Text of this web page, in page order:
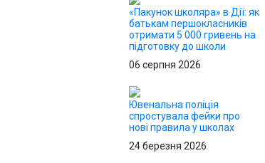
«Пакунок школяра» в Дії: як
батькам першокласників
отримати 5 000 гривень на
підготовку до школи
06 серпня 2026
Ювенальна поліція
спростувала фейки про
нові правила у школах
24 березня 2026